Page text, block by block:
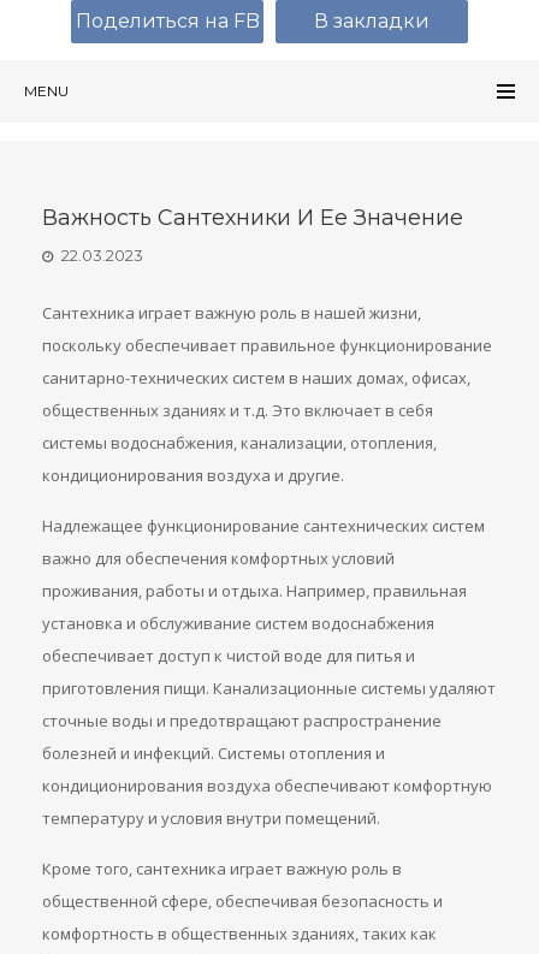
MENU
Важность Сантехники И Ее Значение
22.03.2023
Сантехника играет важную роль в нашей жизни,
поскольку обеспечивает правильное функционирование
санитарно-технических систем в наших домах, офисах,
общественных зданиях и т.д. Это включает в себя
системы водоснабжения, канализации, отопления,
кондиционирования воздуха и другие.
Надлежащее функционирование сантехнических систем
важно для обеспечения комфортных условий
проживания, работы и отдыха. Например, правильная
установка и обслуживание систем водоснабжения
обеспечивает доступ к чистой воде для питья и
приготовления пищи. Канализационные системы удаляют
сточные воды и предотвращают распространение
болезней и инфекций. Системы отопления и
кондиционирования воздуха обеспечивают комфортную
температуру и условия внутри помещений.
Кроме того, сантехника играет важную роль в
общественной сфере, обеспечивая безопасность и
комфортность в общественных зданиях, таких как
Поделиться на FB В закладки